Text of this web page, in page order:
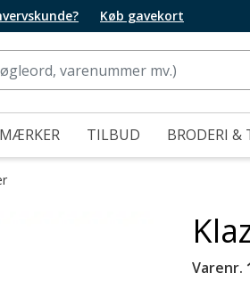
Køb gavekort
MÆRKER TILBUD BRODERI &
Varenr.